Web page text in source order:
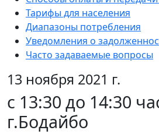
Тарифы для населения
Диапазоны потребления
Уведомления о
Часто задаваемые вопросы
13 ноября 2021 г.
c 13:30 до 14:30
г.Бодайбо